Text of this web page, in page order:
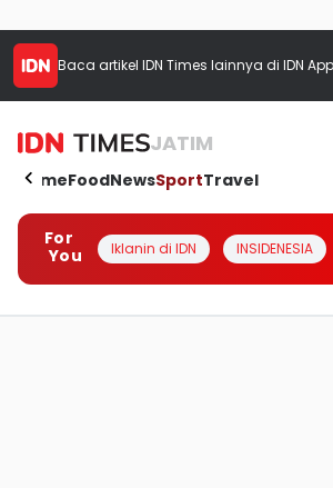
Baca artikel IDN Times lainnya di IDN App
JATIM
HomeFoodNewsSportTravel
For
You
Iklanin di IDN INSIDENESIA